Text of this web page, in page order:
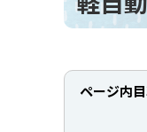
ページ内